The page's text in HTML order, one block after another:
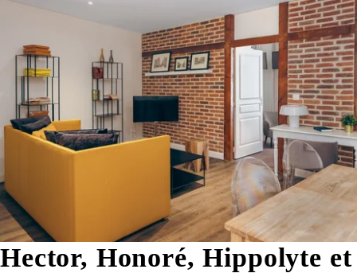
Hector, Honoré, Hippolyte et
Champs obligatoires
Les informations recueillies sur ce formulaire, vous concernant font
l'objet d'un traitement destiné exclusivement au traitement de votre
demande. la durée de conservation des données est de 3ans. Vous
bénéficiez d'un droit d'accès, de rectification, de portabilité,
d'effacement de celles-ci ou une limitation du traitement. Vous pouvez
vous opposer au traitement des données vous concernant et disposez
du droit de retirer votre consentement à tout moment en nous
contactant directement. Vous avez la possibilité d'introduire une
réclamation auprès d'une autorité de contrôle si vous estimez que ce
traitement de données à caractère personnel ne répond pas aux
exigences légales en vigueur.